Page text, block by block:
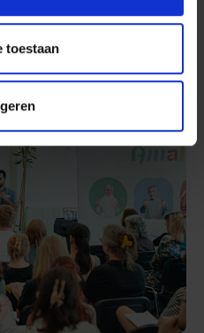
toestaan
van Amal vzw en
Lees meer